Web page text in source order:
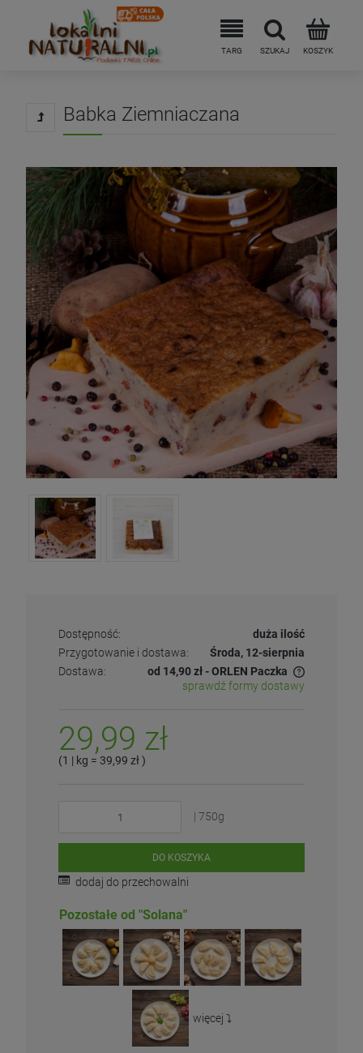
Babka Ziemniaczana
Dostępność:
duża ilość
Przygotowanie i dostawa:
Środa, 12-sierpnia
Dostawa:
od 14,90 zł- ORLEN Paczka
sprawdź formy dostawy
29,99 zł
(1 | kg = 39,99 zł)
| 750g
DO KOSZYKA
dodaj do przechowalni
Pozostałe od "Solana"
więcej ⤵️